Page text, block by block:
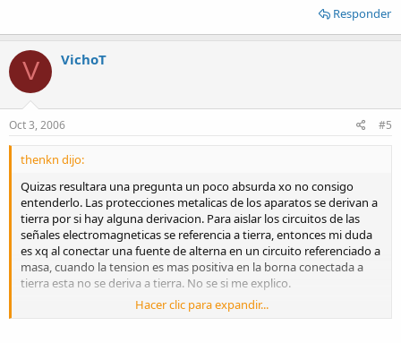
Responder
V VichoT
Oct 3, 2006 #5
thenkn dijo:
Quizas resultara una pregunta un poco absurda xo no consigo
entenderlo. Las protecciones metalicas de los aparatos se derivan a
tierra por si hay alguna derivacion. Para aislar los circuitos de las
señales electromagneticas se referencia a tierra, entonces mi duda
es xq al conectar una fuente de alterna en un circuito referenciado a
masa, cuando la tension es mas positiva en la borna conectada a
tierra esta no se deriva a tierra. No se si me explico.
Hacer clic para expandir...